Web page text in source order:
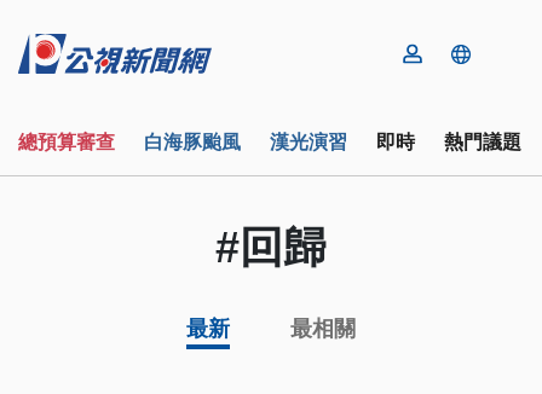
總預算審查 白海豚颱風 漢光演習 即時 熱門議題
#回歸
最新 最相關